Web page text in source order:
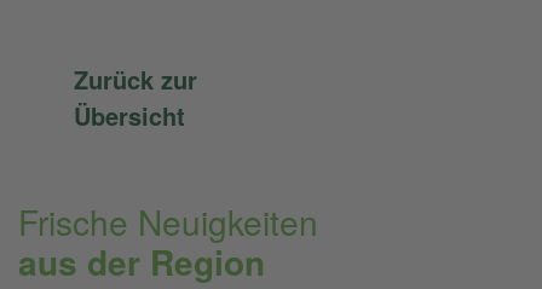
Zurück zur
Übersicht
Frische Neuigkeiten
aus der Region